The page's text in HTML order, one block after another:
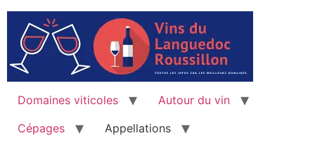
Domaines viticoles
Autour du vin
Cépages
Appellations